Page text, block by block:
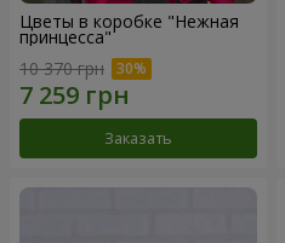
Цветы в коробке "Нежная
принцесса"
10 370 грн
Заказать